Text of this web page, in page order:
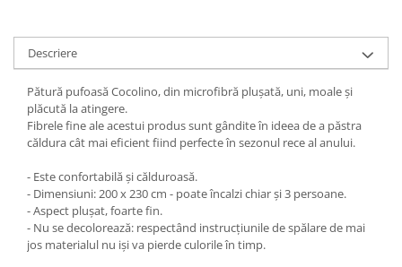
Descriere
Pătură pufoasă Cocolino, din microfibră plușată, uni, moale și
plăcută la atingere.
Fibrele fine ale acestui produs sunt gândite în ideea de a păstra
căldura cât mai eficient fiind perfecte în sezonul rece al anului.
- Este confortabilă și călduroasă.
- Dimensiuni: 200 x 230 cm - poate încalzi chiar și 3 persoane.
- Aspect plușat, foarte fin.
- Nu se decolorează: respectând instrucțiunile de spălare de mai
jos materialul nu iși va pierde culorile în timp.